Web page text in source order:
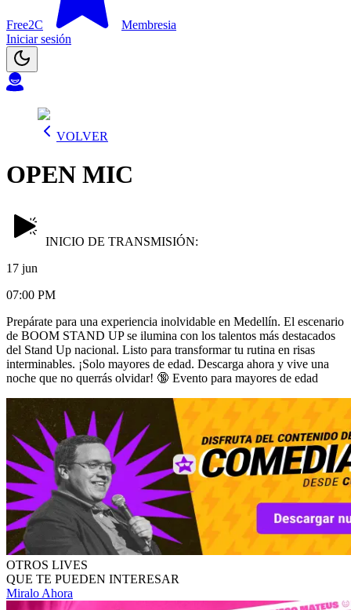
Free2C
Membresia
Iniciar sesión
VOLVER
OPEN MIC
INICIO DE TRANSMISIÓN:
17 jun
07:00 PM
Prepárate para una experiencia inolvidable en Medellín. El escenario
de BOOM STAND UP se ilumina con los talentos más destacados
del Stand Up nacional. Listo para transformar tu rutina en risas
interminables. ¡Solo mayores de edad. Descarga ahora y vive una
noche que no querrás olvidar! 🔞 Evento para mayores de edad
OTROS LIVES
QUE TE PUEDEN INTERESAR
Miralo Ahora